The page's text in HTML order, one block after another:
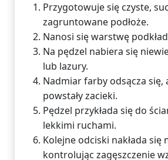
Przygotowuje się czyste,
zagruntowane podłoże.
Nanosi się warstwę
Na pędzel nabiera się
lub lazury.
Nadmiar farby odsącza się,
powstały zacieki.
Pędzel przykłada się do
lekkimi ruchami.
Kolejne odciski nakłada się
kontrolując zagęszczenie